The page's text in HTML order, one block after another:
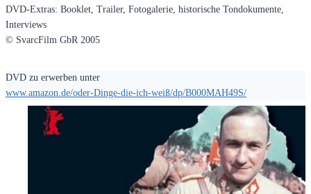
DVD-Extras: Booklet, Trailer, Fotogalerie, historische Tondokumente,
Interviews
© SvarcFilm GbR 2005
DVD zu erwerben unter
www.amazon.de/oder-Dinge-die-ich-weiß/dp/B000MAH49S/